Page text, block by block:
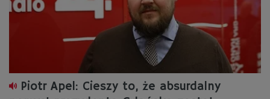
Piotr Apel: Cieszy to, że absurdalny